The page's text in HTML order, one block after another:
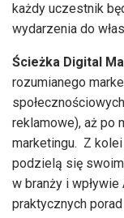
każdy uczestnik
wydarzenia do
Ścieżka Digital
rozumianego
reklamowe), aż po
marketingu. Z kolei
podzielą się
w branży i wpływie
praktycznych